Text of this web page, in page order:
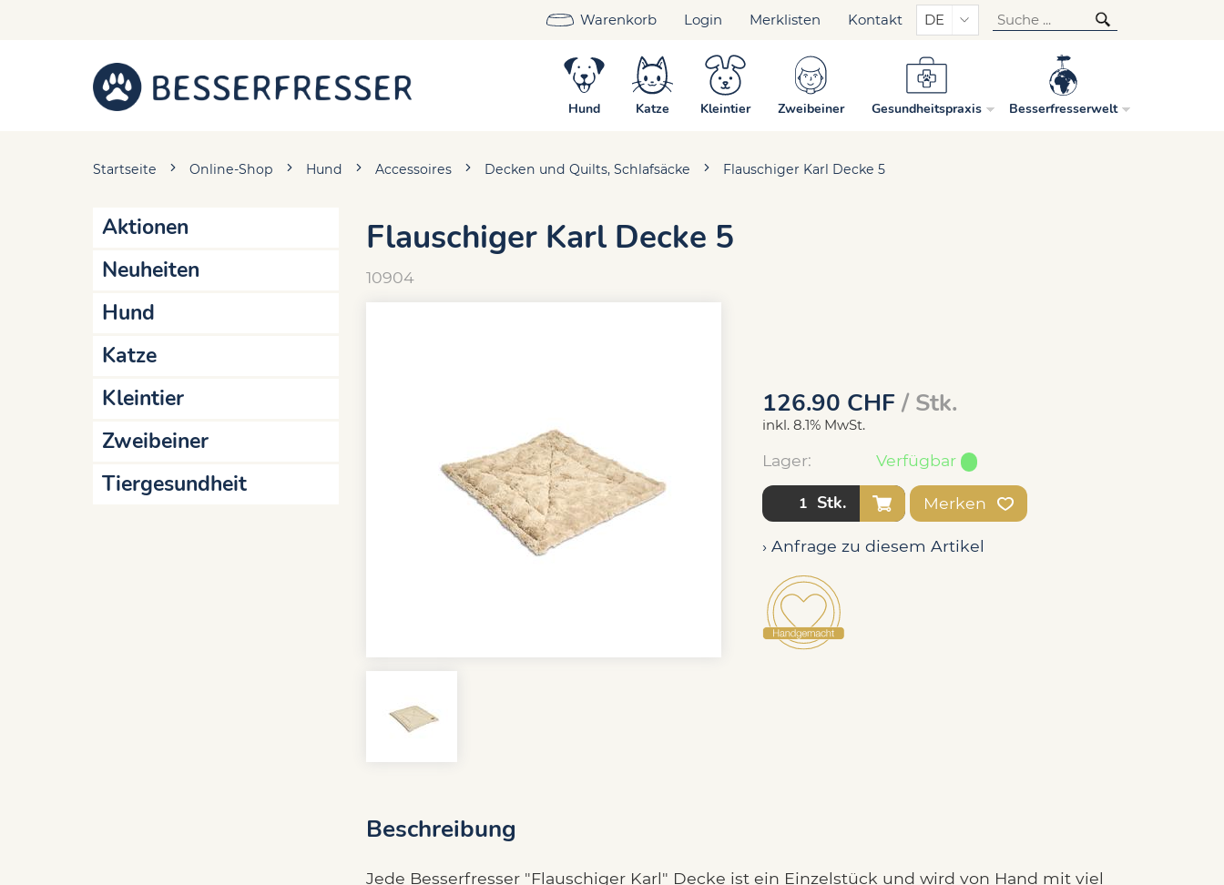
Warenkorb Login Merklisten Kontakt DE
Hund Katze Kleintier Zweibeiner Gesundheitspraxis Besserfresserwelt
Startseite Online-Shop Hund Accessoires Decken und Quilts, Schlafsäcke Flauschiger Karl Decke 5
Aktionen
Neuheiten
Hund
Katze
Kleintier
Zweibeiner
Tiergesundheit
Flauschiger Karl Decke 5
10904
126.90 CHF/ Stk.
inkl. 8.1% MwSt.
Lager: Verfügbar
Stk. Merken
› Anfrage zu diesem Artikel
Beschreibung
Jede Besserfresser "Flauschiger Karl" Decke ist ein Einzelstück und wird von Hand mit viel